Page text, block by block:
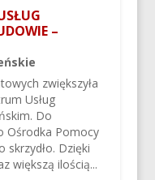
–
zwiększyła
Usług
Do
Ośrodka Pomocy
skrzydło. Dzięki
większą ilością...